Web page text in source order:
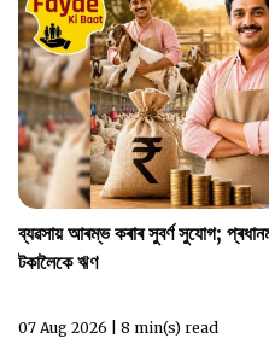
ব্যৱসায় আৰম্ভ কৰাৰ সুবৰ্ণ সুযোগ;
টকালৈকে ঋণ
07 Aug 2026 | 8 min(s) read